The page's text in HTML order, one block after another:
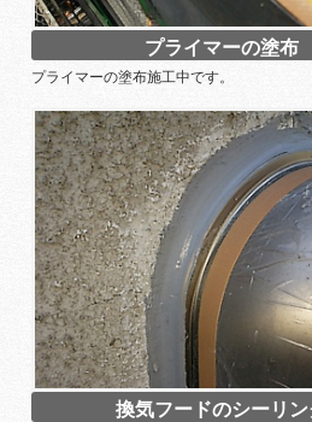
プライマーの塗布
プライマーの塗布施工中です。
換気フードのシーリン